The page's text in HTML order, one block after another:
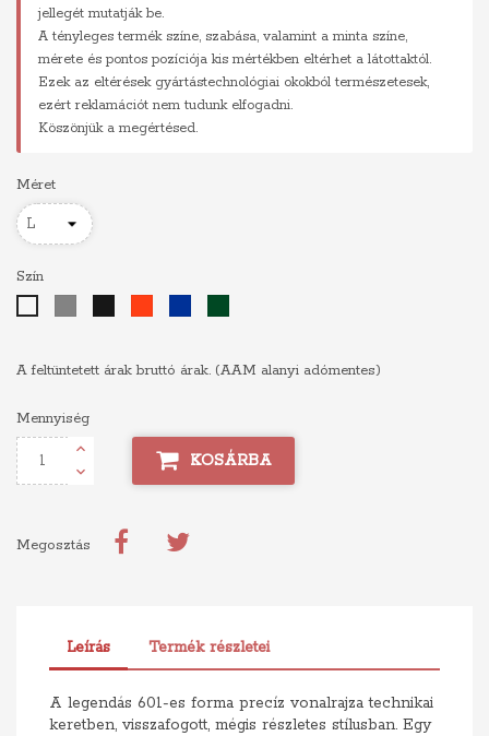
jellegét mutatják be.
A tényleges termék színe, szabása, valamint a minta színe,
mérete és pontos pozíciója kis mértékben eltérhet a látottaktól.
Ezek az eltérések gyártástechnológiai okokból természetesek,
ezért reklamációt nem tudunk elfogadni.
Köszönjük a megértésed.
Méret
Szín
A feltüntetett árak bruttó árak. (AAM alanyi adómentes)
Mennyiség
KOSÁRBA
Megosztás
Leírás Termék részletei
A legendás 601-es forma precíz vonalrajza technikai
keretben, visszafogott, mégis részletes stílusban. Egy